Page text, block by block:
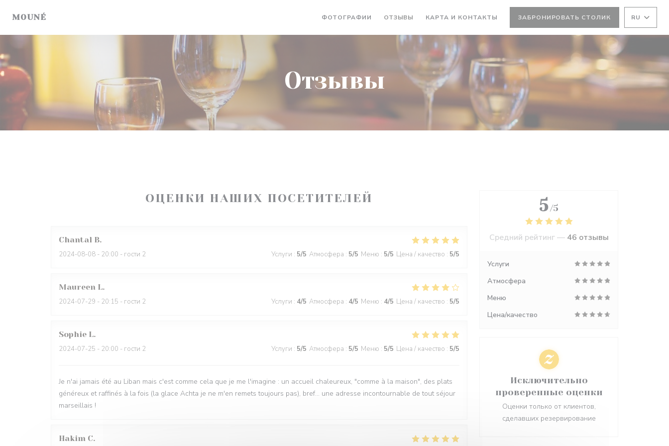
MOUNÉ ФОТОГРАФИИ ОТЗЫВЫ КАРТА И КОНТАКТЫ ЗАБРОНИРОВАТЬ СТОЛИК RU
Отзывы
ОЦЕНКИ НАШИХ ПОСЕТИТЕЛЕЙ
Chantal B
2024-08-08 - 20:00 - гости 2 Услуги : 5/5 Атмосфера : 5/5 Меню : 5/5 Цена / качество : 5/5
Maureen L
2024-07-29 - 20:15 - гости 2 Услуги : 4/5 Атмосфера : 4/5 Меню : 4/5 Цена / качество : 5/5
Sophie L
2024-07-25 - 20:00 - гости 2 Услуги : 5/5 Атмосфера : 5/5 Меню : 5/5 Цена / качество : 5/5
Je n'ai jamais été au Liban mais c'est comme cela que je me l'imagine : un accueil chaleureux, "comme à la maison", des plats
généreux et raffinés à la fois (la glace Achta je ne m'en remets toujours pas), bref... une adresse incontournable de tout séjour
marseillais !
Hakim C
5 /5
Средний рейтинг — 46 отзывы
Услуги
Атмосфера
Меню
Цена/качество
Исключительно
проверенные оценки
Оценки только от клиентов,
сделавших резервирование